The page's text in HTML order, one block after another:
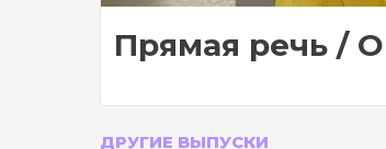
Прямая речь /
ДРУГИЕ ВЫПУСКИ